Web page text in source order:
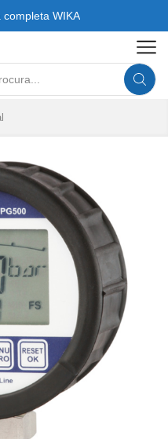
WIKA